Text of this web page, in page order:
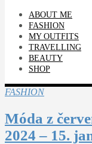
ABOUT ME
FASHION
MY OUTFITS
TRAVELLING
BEAUTY
SHOP
FASHION
Móda z
2024 – 15.